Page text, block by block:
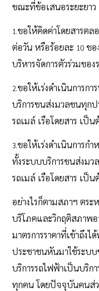
ขณะที่ข้อเสนอระยะยาว
1.ขอให้คิดค่าโดยสารตล
ต่อวัน หรือร้อยละ 10 ขอ
บริหารจัดการตัวร่วมของ
2.ขอให้เร่งดำเนินการกา
บริการขนส่งมวลชนทุกป
รถเมล์ เรือโดยสาร เป็น
3.ขอให้เร่งดำเนินการก
ทั้งระบบบริการขนส่งมว
รถเมล์ เรือโดยสาร เป็น
อย่างไรก็ตามสภาฯ ตระ
บริโภคและวิกฤติสภาพอ
มาตรการราคาที่เข้าถึง
ประชาชนหันมาใช้ระบ
บริการรถไฟฟ้าเป็นบริก
ทุกคน โดยปัจจุบันคนส่